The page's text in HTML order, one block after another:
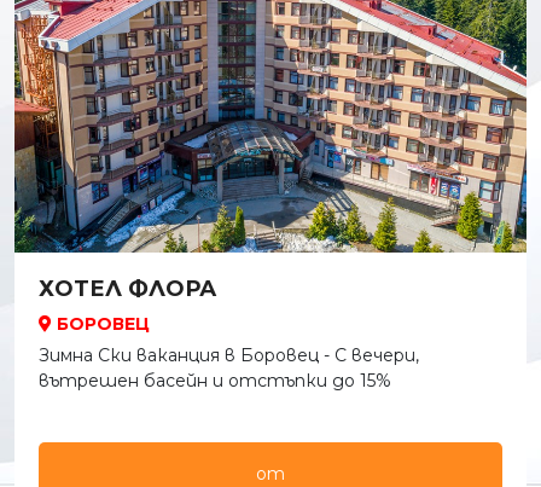
ХОТЕЛ ФЛОРА
БОРОВЕЦ
Зимна Ски ваканция в Боровец - С вечери,
вътрешен басейн и отстъпки до 15%
от